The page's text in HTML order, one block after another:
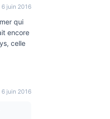
6 juin 2016
qui
encore
celle
6 juin 2016